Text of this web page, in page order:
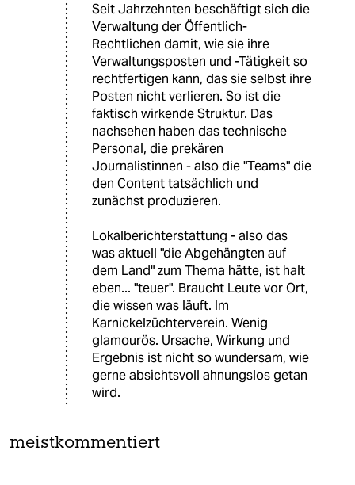
Seit Jahrzehnten beschäftigt sich die
Verwaltung der Öffentlich-
Rechtlichen damit, wie sie ihre
Verwaltungsposten und -Tätigkeit so
rechtfertigen kann, das sie selbst ihre
Posten nicht verlieren. So ist die
faktisch wirkende Struktur. Das
nachsehen haben das technische
Personal, die prekären
Journalistinnen - also die "Teams" die
den Content tatsächlich und
zunächst produzieren.
Lokalberichterstattung - also das
was aktuell "die Abgehängten auf
dem Land" zum Thema hätte, ist halt
eben... "teuer". Braucht Leute vor Ort,
die wissen was läuft. Im
Karnickelzüchterverein. Wenig
glamourös. Ursache, Wirkung und
Ergebnis ist nicht so wundersam, wie
gerne absichtsvoll ahnungslos getan
wird.
meistkommentiert